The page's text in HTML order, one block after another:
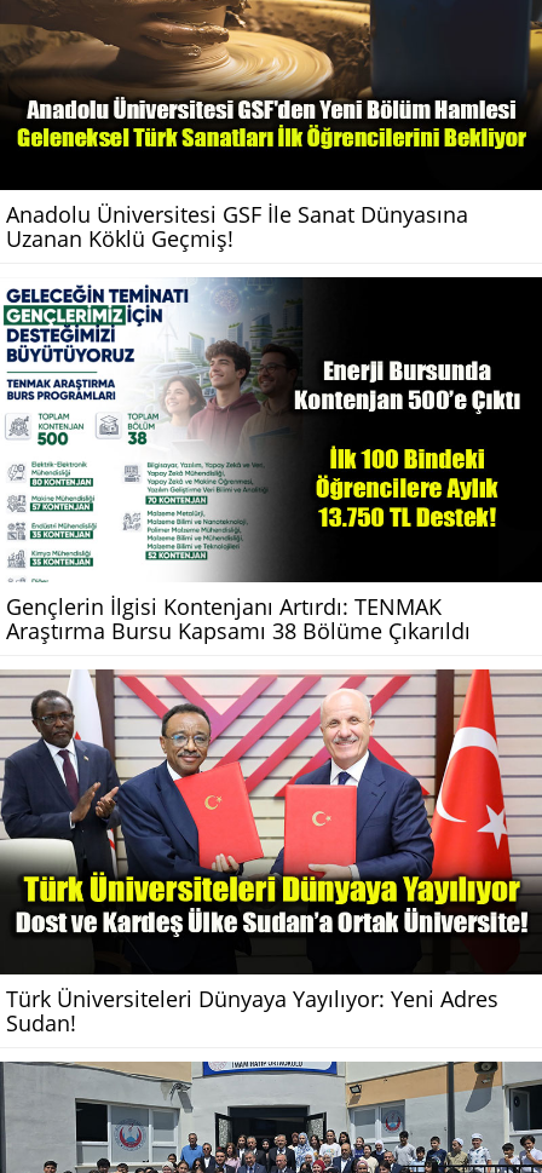
Anadolu Üniversitesi GSF İle Sanat Dünyasına
Uzanan Köklü Geçmiş!
Gençlerin İlgisi Kontenjanı Artırdı: TENMAK
Araştırma Bursu Kapsamı 38 Bölüme Çıkarıldı
Türk Üniversiteleri Dünyaya Yayılıyor: Yeni Adres
Sudan!